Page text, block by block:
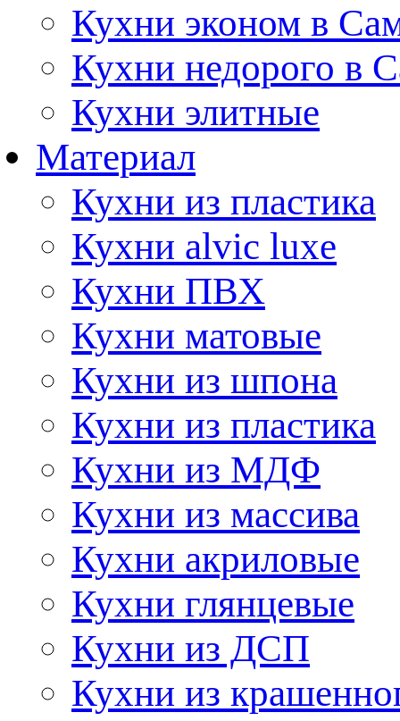
Кухни эконом в
Кухни недорого в
Кухни элитные
Материал
Кухни из пластика
Кухни alvic luxe
Кухни ПВХ
Кухни матовые
Кухни из шпона
Кухни из пластика
Кухни из МДФ
Кухни из массива
Кухни акриловые
Кухни глянцевые
Кухни из ДСП
Кухни из